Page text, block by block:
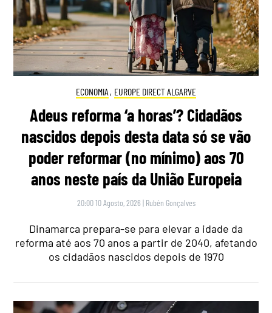
ECONOMIA , EUROPE DIRECT ALGARVE
Adeus reforma ‘a horas’? Cidadãos
nascidos depois desta data só se vão
poder reformar (no mínimo) aos 70
anos neste país da União Europeia
20:00 10 Agosto, 2026 | Rubén Gonçalves
Dinamarca prepara-se para elevar a idade da
reforma até aos 70 anos a partir de 2040, afetando
os cidadãos nascidos depois de 1970